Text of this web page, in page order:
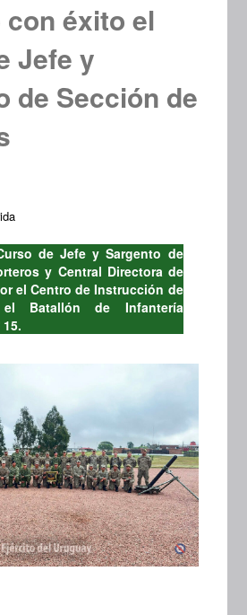
éxito el
Jefe y
de Sección de
de Jefe y Sargento de
y Central Directora de
el Centro de Instrucción de
Batallón de Infantería